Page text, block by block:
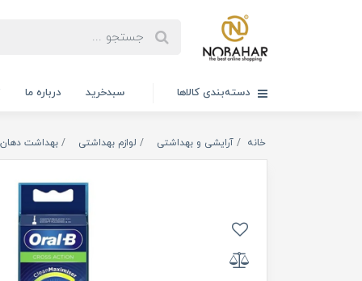
دسته‌بندی کالاها سبدخرید درباره ما
خانه آرایشی و بهداشتی لوازم بهداشتی بهداشت